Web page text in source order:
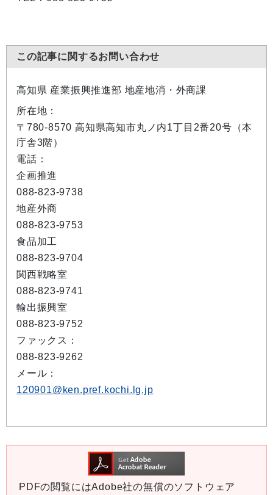
この記事に関するお問い合わせ
高知県 産業振興推進部 地産地消・外商課
所在地：
〒780-8570 高知県高知市丸ノ内1丁目2番20号（本
庁舎3階）
電話：
企画推進
088-823-9738
地産外商
088-823-9753
食品加工
088-823-9704
関西戦略室
088-823-9741
輸出振興室
088-823-9752
ファックス：
088-823-9262
メール：
120901@ken.pref.kochi.lg.jp
PDFの閲覧にはAdobe社の無償のソフトウェア